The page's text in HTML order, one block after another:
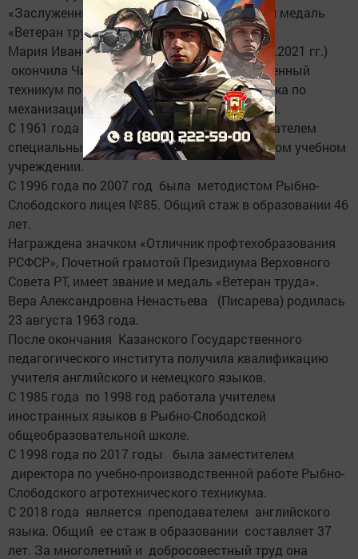
«Заслуженный учитель РТ». Имеет звание и медаль
«Ветеран труда».
Мария Ивановна Писарева (02.06.1941-4.10.2021 гг.)
окончила Чистопольский сельскохозяйственный
техникум по специальности техника-механика по
механизации сельскохозяйственных машин.
С 1961 года по 1996 год работала преподавателем
специальных дисциплин в профессиональном учебном
учреждении.
С 1996 года по 2007 год была методистом Рыбно-
Слободского лицея №85. Общий стаж в образовании 46
лет.
Награждена значком «Отличник профтехобразования
РСФСР», Почетной грамотой Президиума Верховного
Совета РТ, имеет звание и медаль «Ветеран труда».
Вера Александровна Ненастьева (Писарева) родилась
23 августа 1963 года.
После окончания Казанского Государственного
педагогического института получила квалификацию
учителя английского и немецкого языков.
С 1985 года по 1998 год работала учителем
иностранных языков в Рыбно-Слободской
общеобразовательной школе.
С 1998 года по 2017 годы была заместителем
директора по учебно-производственной работе Рыбно-
Слободского агротехнического техникума.
С 2018 года является преподавателем английского
языка. Общий ее стаж в образовании составляет 37
лет. За многолетний и добросовестный труд она